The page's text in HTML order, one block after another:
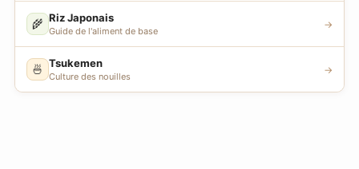
🌾 Riz Japonais
Guide de l'aliment de base
→
🍜 Tsukemen
Culture des nouilles
→